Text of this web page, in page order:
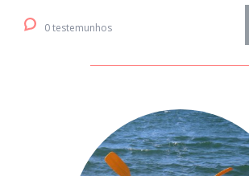
0 testemunhos